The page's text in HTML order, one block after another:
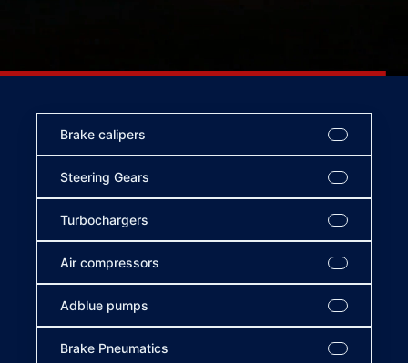
Brake calipers
Steering Gears
Turbochargers
Air compressors
Adblue pumps
Brake Pneumatics